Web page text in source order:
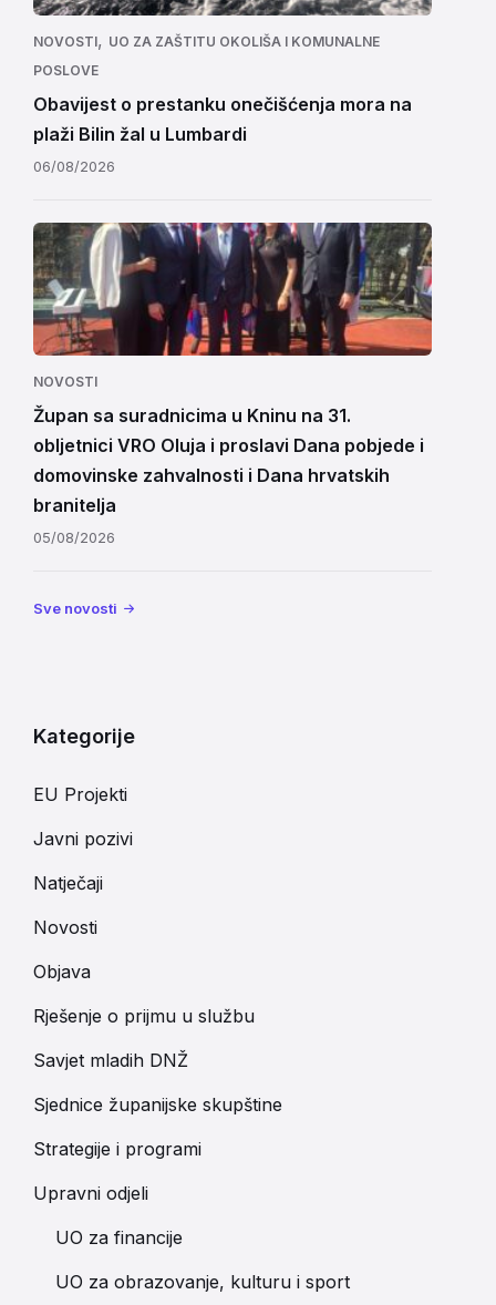
NOVOSTI, UO ZA ZAŠTITU OKOLIŠA I KOMUNALNE
POSLOVE
Obavijest o prestanku onečišćenja mora na
plaži Bilin žal u Lumbardi
06/08/2026
NOVOSTI
Župan sa suradnicima u Kninu na 31.
obljetnici VRO Oluja i proslavi Dana pobjede i
domovinske zahvalnosti i Dana hrvatskih
branitelja
05/08/2026
Sve novosti
Kategorije
EU Projekti
Javni pozivi
Natječaji
Novosti
Objava
Rješenje o prijmu u službu
Savjet mladih DNŽ
Sjednice županijske skupštine
Strategije i programi
Upravni odjeli
UO za financije
UO za obrazovanje, kulturu i sport